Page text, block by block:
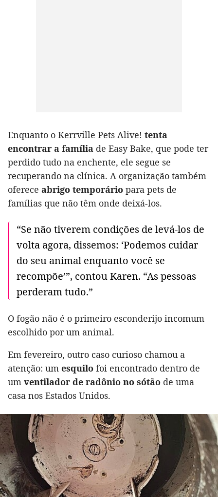
Enquanto o Kerrville Pets Alive! tenta
encontrar a família de Easy Bake, que pode ter
perdido tudo na enchente, ele segue se
recuperando na clínica. A organização também
oferece abrigo temporário para pets de
famílias que não têm onde deixá-los.
“Se não tiverem condições de levá-los de
volta agora, dissemos: ‘Podemos cuidar
do seu animal enquanto você se
recompõe’”, contou Karen. “As pessoas
perderam tudo.”
O fogão não é o primeiro esconderijo incomum
escolhido por um animal.
Em fevereiro, outro caso curioso chamou a
atenção: um esquilo foi encontrado dentro de
um ventilador de radônio no sótão de uma
casa nos Estados Unidos.